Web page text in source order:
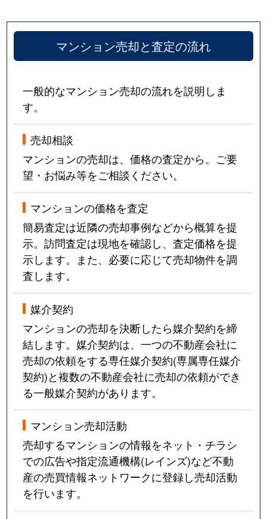
マンション売却と査定の流れ
一般的なマンション売却の流れを説明しま
す。
売却相談
マンションの売却は、価格の査定から。ご要
望・お悩み等をご相談ください。
マンションの価格を査定
簡易査定は近隣の売却事例などから概算を提
示。訪問査定は現地を確認し、査定価格を提
示します。また、必要に応じて売却物件を調
査します。
媒介契約
マンションの売却を決断したら媒介契約を締
結します。媒介契約は、一つの不動産会社に
売却の依頼をする専任媒介契約(専属専任媒介
契約)と複数の不動産会社に売却の依頼ができ
る一般媒介契約があります。
マンション売却活動
売却するマンションの情報をネット・チラシ
での広告や指定流通機構(レインズ)など不動
産の売買情報ネットワークに登録し売却活動
を行います。